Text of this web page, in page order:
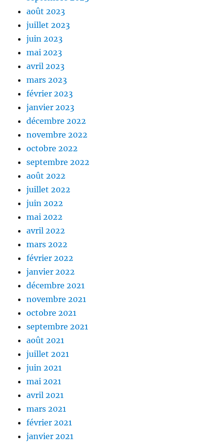
août 2023
juillet 2023
juin 2023
mai 2023
avril 2023
mars 2023
février 2023
janvier 2023
décembre 2022
novembre 2022
octobre 2022
septembre 2022
août 2022
juillet 2022
juin 2022
mai 2022
avril 2022
mars 2022
février 2022
janvier 2022
décembre 2021
novembre 2021
octobre 2021
septembre 2021
août 2021
juillet 2021
juin 2021
mai 2021
avril 2021
mars 2021
février 2021
janvier 2021